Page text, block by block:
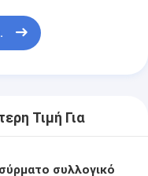
Τιμή Για
συλλογικό